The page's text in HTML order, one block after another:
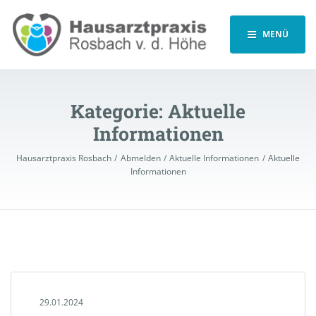
MENÜ
Kategorie: Aktuelle
Informationen
Hausarztpraxis Rosbach Abmelden Aktuelle Informationen
Aktuelle
Informationen
29.01.2024